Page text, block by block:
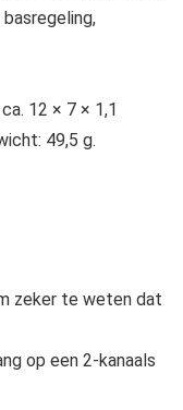
12 × 7 × 1,1
49,5 g.
zeker te weten dat
op een 2-kanaals